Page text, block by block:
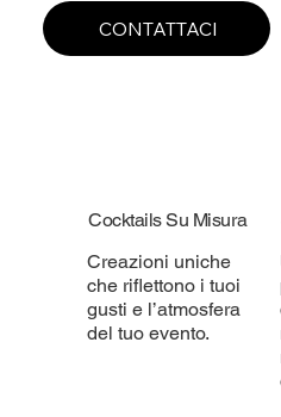
CONTATTACI
Cocktails Su Misura
Creazioni uniche
che riflettono i tuoi
gusti e l’atmosfera
del tuo evento.